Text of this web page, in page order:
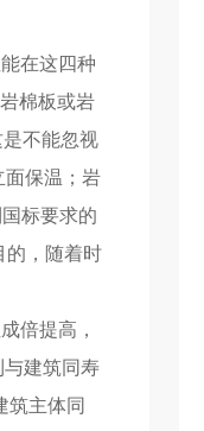
在这四种
棉板或岩
不能忽视
面保温；岩
标要求的
的，随着时
倍提高，
建筑同寿
筑主体同